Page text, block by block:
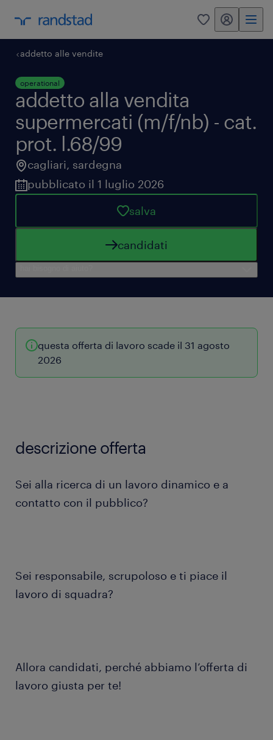
0 my randstad
addetto alle vendite
operational
addetto alla vendita
supermercati (m/f/nb) - cat.
prot. l.68/99
cagliari, sardegna
pubblicato il 1 luglio 2026
salva
candidati
questa offerta di lavoro scade il 31 agosto
2026
descrizione offerta
Sei alla ricerca di un lavoro dinamico e a
contatto con il pubblico?
Sei responsabile, scrupoloso e ti piace il
lavoro di squadra?
Allora candidati, perché abbiamo l’offerta di
lavoro giusta per te!